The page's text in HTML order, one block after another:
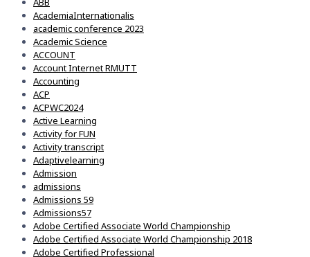
AcademiaInternationalis
academic conference 2023
Academic Science
ACCOUNT
Account Internet RMUTT
Accounting
ACP
ACPWC2024
Active Learning
Activity for FUN
Activity transcript
Adaptivelearning
Admission
admissions
Admissions 59
Admissions57
Adobe Certified Associate World Championship
Adobe Certified Associate World Championship 2018
Adobe Certified Professional